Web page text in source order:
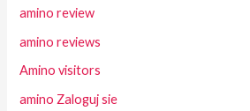
amino review
amino reviews
Amino visitors
amino Zaloguj sie